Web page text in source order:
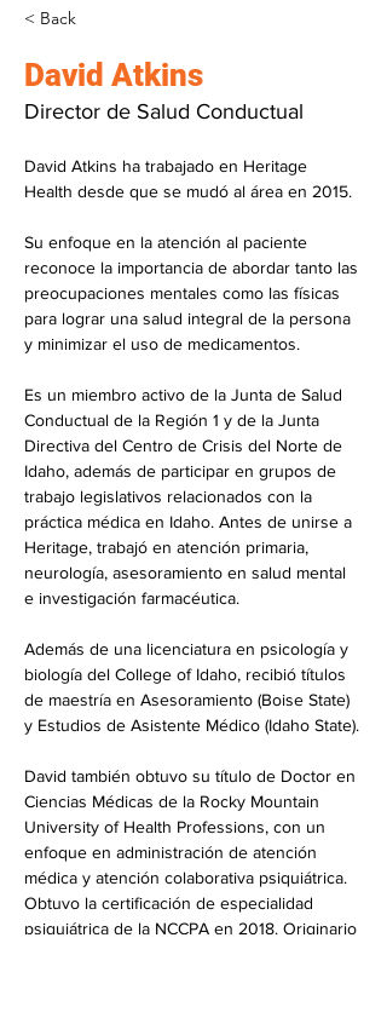
< Back
David Atkins
Director de Salud Conductual
David Atkins ha trabajado en Heritage
Health desde que se mudó al área en 2015.
Su enfoque en la atención al paciente
reconoce la importancia de abordar tanto las
preocupaciones mentales como las físicas
para lograr una salud integral de la persona
y minimizar el uso de medicamentos.
Es un miembro activo de la Junta de Salud
Conductual de la Región 1 y de la Junta
Directiva del Centro de Crisis del Norte de
Idaho, además de participar en grupos de
trabajo legislativos relacionados con la
práctica médica en Idaho. Antes de unirse a
Heritage, trabajó en atención primaria,
neurología, asesoramiento en salud mental
e investigación farmacéutica.
Además de una licenciatura en psicología y
biología del College of Idaho, recibió títulos
de maestría en Asesoramiento (Boise State)
y Estudios de Asistente Médico (Idaho State).
David también obtuvo su título de Doctor en
Ciencias Médicas de la Rocky Mountain
University of Health Professions, con un
enfoque en administración de atención
médica y atención colaborativa psiquiátrica.
Obtuvo la certificación de especialidad
psiquiátrica de la NCCPA en 2018. Originario